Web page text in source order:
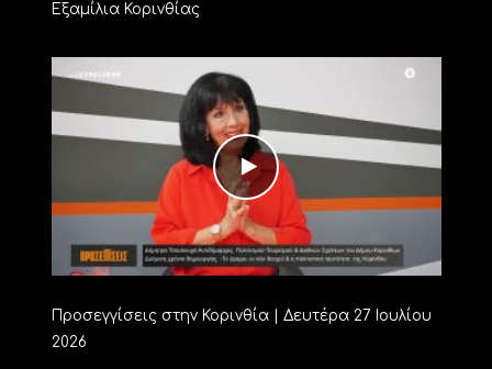
Εξαμίλια Κορινθίας
Προσεγγίσεις στην Κορινθία | Δευτέρα 27 Ιουλίου
2026